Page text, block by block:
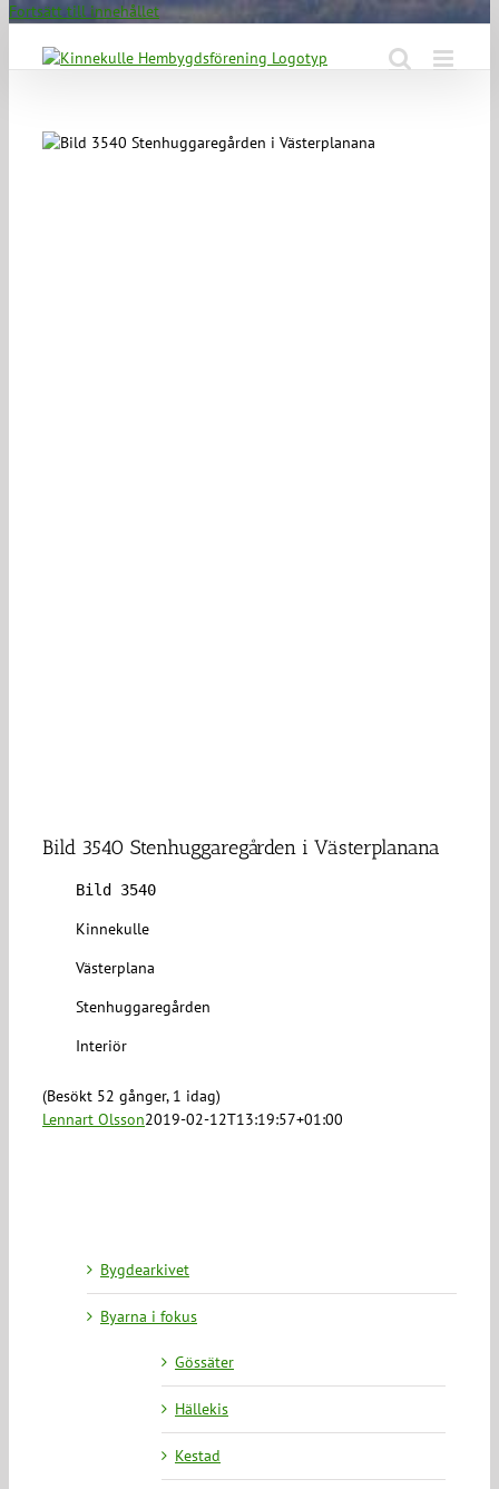
Fortsätt till innehållet
Bild 3540 Stenhuggaregården i Västerplanana
Bild 3540
Kinnekulle
Västerplana
Stenhuggaregården
Interiör
(Besökt 52 gånger, 1 idag)
Lennart Olsson2019-02-12T13:19:57+01:00
Bygdearkivet
Byarna i fokus
Gössäter
Hällekis
Kestad